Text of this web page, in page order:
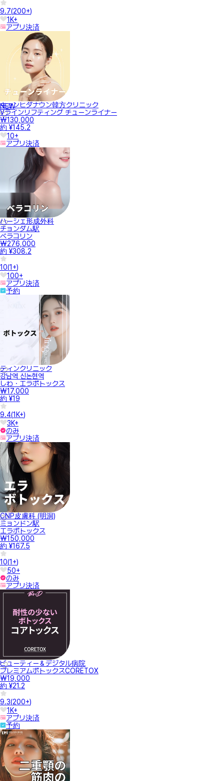
9.7(200+)
1K+
アプリ決済
NEW
キョンヒダナウン韓方クリニック
Vラインリフティング チューンライナー
₩130,000
約 ¥145.2
10+
アプリ決済
ハーシェ形成外科
チョンダム駅
ベラコリン
₩276,000
約 ¥308.2
10(1+)
100+
アプリ決済
予約
ティンクリニック
강남역 신논현역
しわ・エラボトックス
₩17,000
約 ¥19
9.4(1K+)
3K+
のみ
アプリ決済
CNP皮膚科 (明洞)
ミョンドン駅
エラボトックス
₩150,000
約 ¥167.5
10(1+)
50+
のみ
アプリ決済
ビューティー＆デジタル病院
プレミアムボトックスCORETOX
₩19,000
約 ¥21.2
9.3(200+)
1K+
アプリ決済
予約